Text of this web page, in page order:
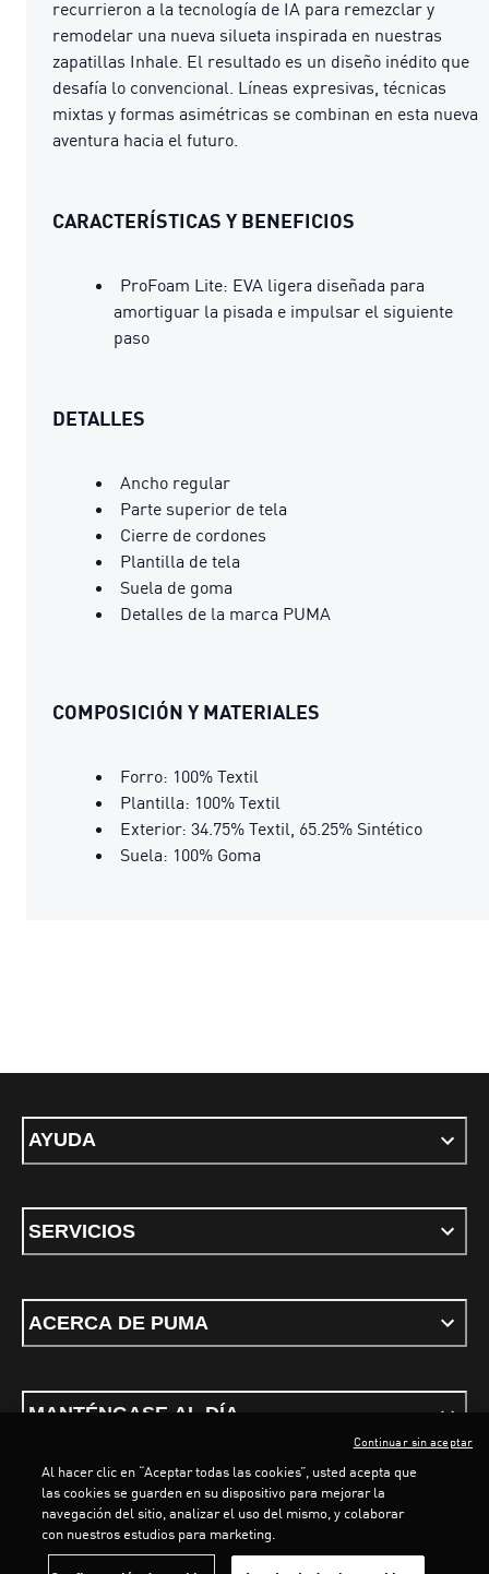
LOADING...
recurrieron a la tecnología de IA para remezclar y
remodelar una nueva silueta inspirada en nuestras
zapatillas Inhale. El resultado es un diseño inédito que
desafía lo convencional. Líneas expresivas, técnicas
mixtas y formas asimétricas se combinan en esta nueva
aventura hacia el futuro.
CARACTERÍSTICAS Y BENEFICIOS
ProFoam Lite: EVA ligera diseñada para
amortiguar la pisada e impulsar el siguiente
paso
DETALLES
Ancho regular
Parte superior de tela
Cierre de cordones
Plantilla de tela
Suela de goma
Detalles de la marca PUMA
COMPOSICIÓN Y MATERIALES
Forro: 100% Textil
Plantilla: 100% Textil
Exterior: 34.75% Textil, 65.25% Sintético
Suela: 100% Goma
AYUDA
SERVICIOS
ACERCA DE PUMA
MANTÉNGASE AL DÍA
Términos y condicionesPolítica de Privacidad
Al hacer clic en “Aceptar todas las cookies”, usted acepta que
las cookies se guarden en su dispositivo para mejorar la
navegación del sitio, analizar el uso del mismo, y colaborar
con nuestros estudios para marketing.
Continuar sin aceptar